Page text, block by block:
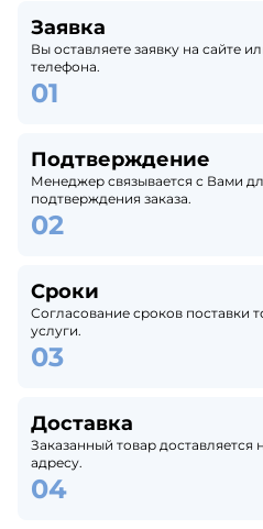
Заявка
Вы оставляете заявку на сайте
телефона.
Подтверждение
Менеджер связывается с Вами
подтверждения заказа.
Сроки
Согласование сроков поставки
услуги.
Доставка
Заказанный товар доставляется
адресу.